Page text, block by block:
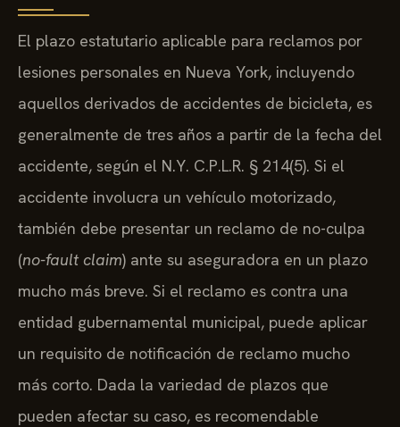
El plazo estatutario aplicable para reclamos por
lesiones personales en Nueva York, incluyendo
aquellos derivados de accidentes de bicicleta, es
generalmente de tres años a partir de la fecha del
accidente, según el N.Y. C.P.L.R. § 214(5). Si el
accidente involucra un vehículo motorizado,
también debe presentar un reclamo de no-culpa
(no-fault claim) ante su aseguradora en un plazo
mucho más breve. Si el reclamo es contra una
entidad gubernamental municipal, puede aplicar
un requisito de notificación de reclamo mucho
más corto. Dada la variedad de plazos que
pueden afectar su caso, es recomendable